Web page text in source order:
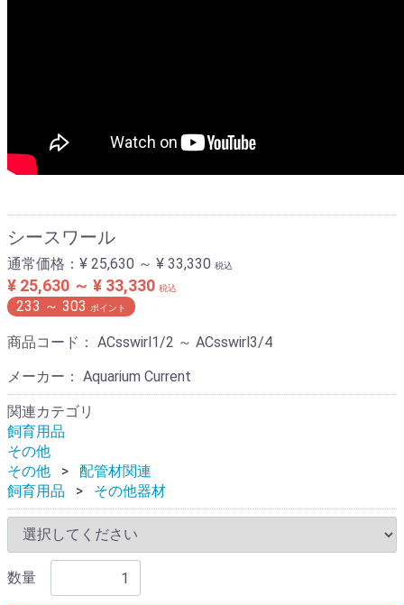
シースワール
通常価格： ¥ 25,630 ～ ¥ 33,330 税込
¥ 25,630 ～ ¥ 33,330 税込
233 ～ 303 ポイント
商品コード： ACsswirl1/2 ～ ACsswirl3/4
メーカー： Aquarium Current
関連カテゴリ
飼育用品
その他
その他
配管材関連
飼育用品
その他器材
数量